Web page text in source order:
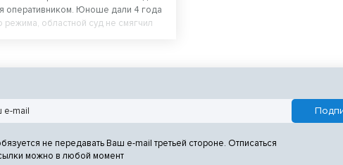
оперативником. Юноше дали 4 года
режима, областной суд не смягчил
не передавать Ваш e-mail третьей стороне. Отписаться
можно в любой момент